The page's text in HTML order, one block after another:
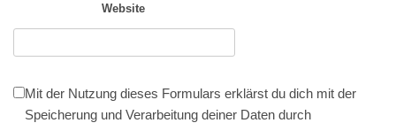
Website
Mit der Nutzung dieses Formulars erklärst du dich mit der
Speicherung und Verarbeitung deiner Daten durch